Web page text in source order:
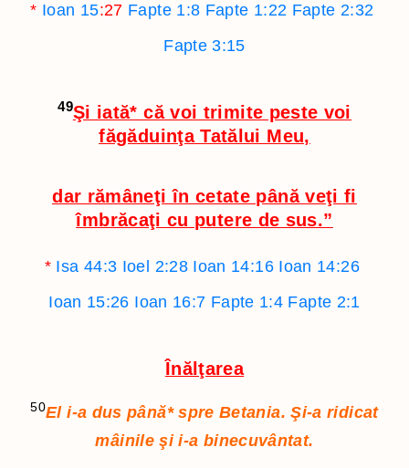
* Ioan 15:27 Fapte 1:8 Fapte 1:22 Fapte 2:32
Fapte 3:15
49Şi iată* că voi trimite peste voi
făgăduinţa Tatălui Meu,
dar rămâneţi în cetate până veţi fi
îmbrăcaţi cu putere de sus.”
* Isa 44:3 Ioel 2:28 Ioan 14:16 Ioan 14:26
Ioan 15:26 Ioan 16:7 Fapte 1:4 Fapte 2:1
Înălţarea
50El i-a dus până*spre Betania. Şi-a ridicat
mâinile şi i-a binecuvântat.